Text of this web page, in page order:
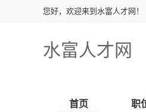
您好，欢迎来到水富人才网！
水富人才网
首页 职